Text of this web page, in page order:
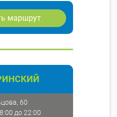
маршрут
60
до 22:00